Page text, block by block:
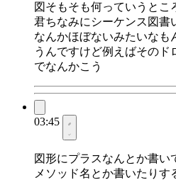
図そもそも何っていうとこ
君ちなみにシーケンス図書
なんかほぼないみたいなも
うんですけど例えばそのド
でなんかこう
03:45
図形にプラスなんとか書い
メソッド名とか書いたり